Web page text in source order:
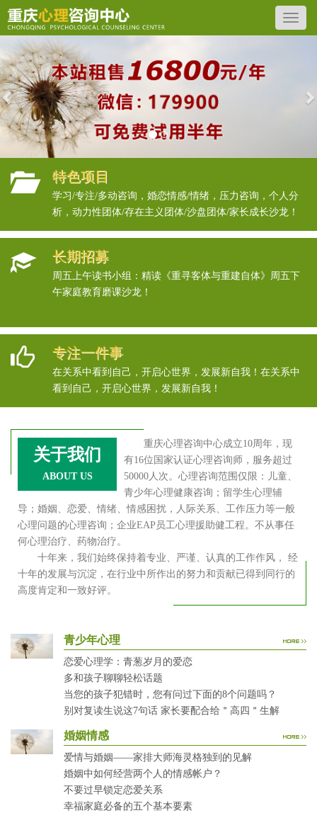
Previous
特色项目
学习/专注/多动咨询，婚恋情感/情绪，压力咨询，个人分
析，动力性团体/存在主义团体/沙盘团体/家长成长沙龙！
长期招募
周五上午读书小组：精读《重寻客体与重建自体》周五下
午家庭教育磨课沙龙！
专注一件事
在关系中看到自己，开启心世界，发展新自我！在关系中
看到自己，开启心世界，发展新自我！
关于我们
ABOUT US
重庆心理咨询中心成立10周年，现
有16位国家认证心理咨询师，服务超过
50000人次。心理咨询范围仅限：儿童、
青少年心理健康咨询；留学生心理辅
导；婚姻、恋爱、情绪、情感困扰，人际关系、工作压力等一般
心理问题的心理咨询；企业EAP员工心理援助健工程。不从事任
何心理治疗、药物治疗。
十年来，我们始终保持着专业、严谨、认真的工作作风， 经
十年的发展与沉淀，在行业中所作出的努力和贡献已得到同行的
高度肯定和一致好评。
青少年心理
恋爱心理学：青葱岁月的爱恋
多和孩子聊聊轻松话题
当您的孩子犯错时，您有问过下面的8个问题吗？
别对复读生说这7句话 家长要配合给＂高四＂生解
婚姻情感
爱情与婚姻——家排大师海灵格独到的见解
婚姻中如何经营两个人的情感帐户？
不要过早锁定恋爱关系
幸福家庭必备的五个基本要素